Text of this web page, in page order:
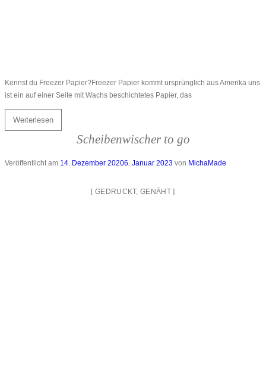
Kennst du Freezer Papier?Freezer Papier kommt ursprünglich aus Amerika uns
ist ein auf einer Seite mit Wachs beschichtetes Papier, das
Weiterlesen
Scheibenwischer to go
Veröffentlicht am 14. Dezember 20206. Januar 2023 von MichaMade
[GEDRUCKT,GENÄHT]